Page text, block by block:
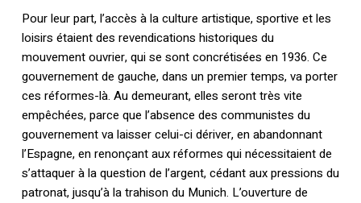
Pour leur part, l’accès à la culture artistique, sportive et les
loisirs étaient des revendications historiques du
mouvement ouvrier, qui se sont concrétisées en 1936. Ce
gouvernement de gauche, dans un premier temps, va porter
ces réformes-là. Au demeurant, elles seront très vite
empêchées, parce que l’absence des communistes du
gouvernement va laisser celui-ci dériver, en abandonnant
l’Espagne, en renonçant aux réformes qui nécessitaient de
s’attaquer à la question de l’argent, cédant aux pressions du
patronat, jusqu’à la trahison du Munich. L’ouverture de